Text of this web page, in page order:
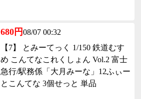
680円08/07 00:32
【7】 とみーてっく 1/150 鉄道むす
め こんてなこれくしょん Vol.2 富士
急行/駅務係「大月みーな」12ふぃー
とこんてな 3個せっと 単品